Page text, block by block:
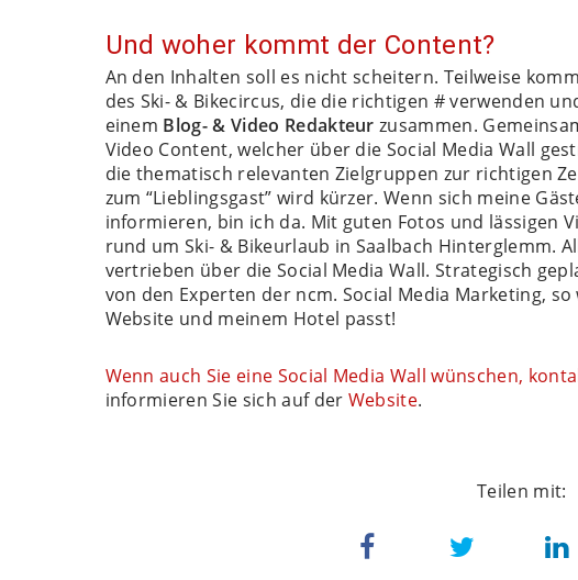
Und woher kommt der Content?
An den Inhalten soll es nicht scheitern. Teilweise
des Ski- & Bikecircus, die die richtigen # verwenden
einem Blog- & Video Redakteur zusammen.
Video Content, welcher über die Social Media Wall
die thematisch relevanten Zielgruppen zur richtigen
zum “Lieblingsgast” wird kürzer. Wenn sich meine
informieren, bin ich da. Mit guten Fotos und lässigen
rund um Ski- & Bikeurlaub in Saalbach Hinterglemm.
vertrieben über die Social Media Wall. Strategisch
von den Experten der ncm. Social Media Marketing,
Website und meinem Hotel passt!
Wenn auch Sie eine Social Media Wall wünschen,
informieren Sie sich auf der Website.